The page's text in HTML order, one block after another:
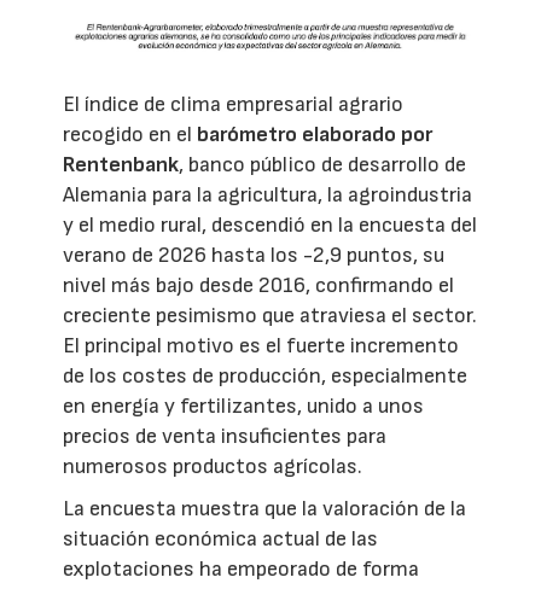
El índice de clima empresarial agrario
recogido en el barómetro elaborado por
Rentenbank, banco público de desarrollo de
Alemania para la agricultura, la agroindustria
y el medio rural, descendió en la encuesta del
verano de 2026 hasta los -2,9 puntos, su
nivel más bajo desde 2016, confirmando el
creciente pesimismo que atraviesa el sector.
El principal motivo es el fuerte incremento
de los costes de producción, especialmente
en energía y fertilizantes, unido a unos
precios de venta insuficientes para
numerosos productos agrícolas.
La encuesta muestra que la valoración de la
situación económica actual de las
explotaciones ha empeorado de forma